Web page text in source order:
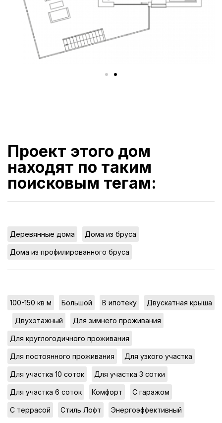
Проект этого дом
находят по таким
поисковым тегам:
Деревянные дома Дома из бруса
Дома из профилированного бруса
100-150 кв м Большой В ипотеку Двускатная крыша
Двухэтажный Для зимнего проживания
Для круглогодичного проживания
Для постоянного проживания Для узкого участка
Для участка 10 соток Для участка 3 сотки
Для участка 6 соток Комфорт С гаражом
С террасой Стиль Лофт Энергоэффективный